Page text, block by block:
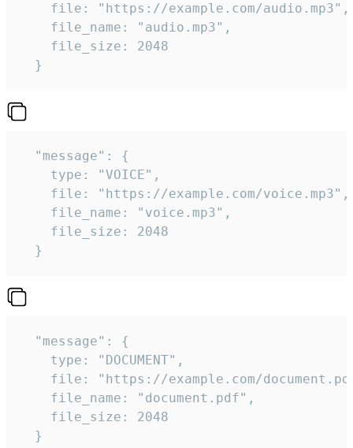
    file: "https://example.com/audio.mp3",
    file_name: "audio.mp3",
    file_size: 2048
  }
  "message": {
    type: "VOICE",
    file: "https://example.com/voice.mp3",
    file_name: "voice.mp3",
    file_size: 2048
  }
  "message": {
    type: "DOCUMENT",
file: "https://example.com/
    file_name: "document.pdf",
    file_size: 2048
  }